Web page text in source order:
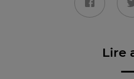
Lire